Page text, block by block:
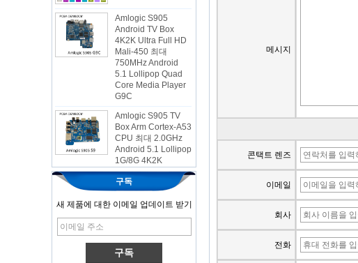
Amlogic S905
Android TV Box
4K2K Ultra Full HD
Mali-450 최대
750MHz Android
5.1 Lollipop Quad
Core Media Player
G9C
Amlogic S905 TV
Box Arm Cortex-A53
CPU 최대 2.0GHz
Android 5.1 Lollipop
1G/8G 4K2K
Android TV Box 미
디어 플레이어 S9
최신 Amlogic
S905X TV Box
Box 쿼드 핵심 OTT
TV 박스 VP9 H.265
스마트 TV 박스 X96
구독
새 제품에 대한 이메일 업데이트 받기
메시지
콘택트 렌즈
이메일
회사
전화